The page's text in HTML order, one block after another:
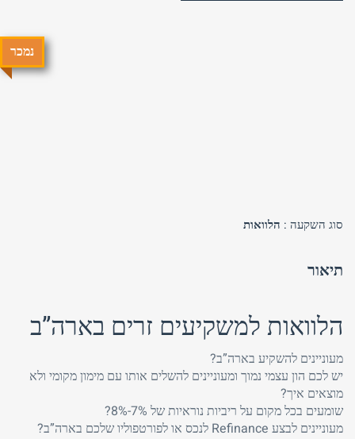
לא רשום לאתר?
חזור לאתרהתחבר
נמכר
סוג השקעה : הלוואות
תיאור
הלוואות למשקיעים זרים בארה”ב
מעוניינים להשקיע בארה”ב?
יש לכם הון עצמי נמוך ומעוניינים להשלים אותו עם מימון מקומי ולא
מוצאים איך?
שומעים בכל מקום על ריביות נוראיות של 7%-8%?
מעוניינים לבצע Refinance לנכס או לפורטפוליו שלכם בארה”ב?